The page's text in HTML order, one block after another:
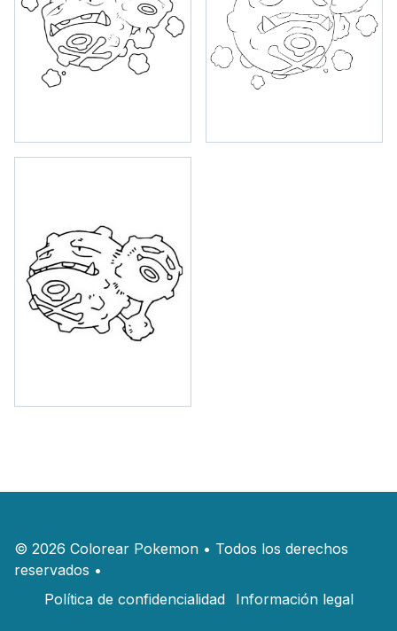
© 2026 Colorear Pokemon • Todos los derechos
reservados •
Política de confidencialidad
Información legal